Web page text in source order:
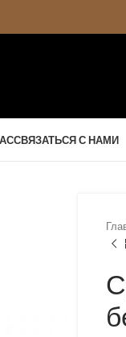
СВЯЗАТЬСЯ С НАМИ